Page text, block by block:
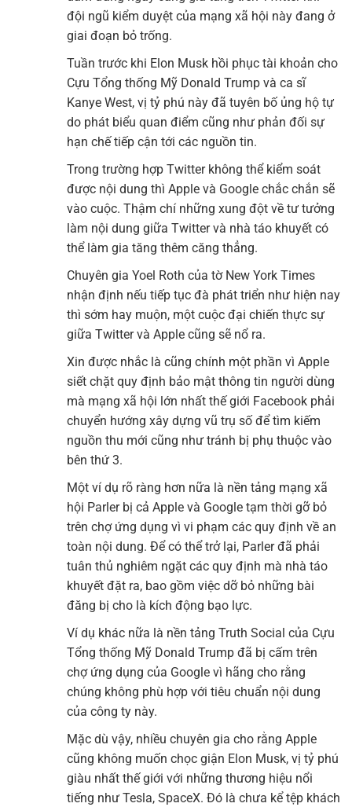
đội ngũ kiểm duyệt của mạng xã hội này đang ở
giai đoạn bỏ trống.
Tuần trước khi Elon Musk hồi phục tài khoản cho
Cựu Tổng thống Mỹ Donald Trump và ca sĩ
Kanye West, vị tỷ phú này đã tuyên bố ủng hộ tự
do phát biểu quan điểm cũng như phản đối sự
hạn chế tiếp cận tới các nguồn tin.
Trong trường hợp Twitter không thể kiểm soát
được nội dung thì Apple và Google chắc chắn sẽ
vào cuộc. Thậm chí những xung đột về tư tưởng
làm nội dung giữa Twitter và nhà táo khuyết có
thể làm gia tăng thêm căng thẳng.
Chuyên gia Yoel Roth của tờ New York Times
nhận định nếu tiếp tục đà phát triển như hiện nay
thì sớm hay muộn, một cuộc đại chiến thực sự
giữa Twitter và Apple cũng sẽ nổ ra.
Xin được nhắc là cũng chính một phần vì Apple
siết chặt quy định bảo mật thông tin người dùng
mà mạng xã hội lớn nhất thế giới Facebook phải
chuyển hướng xây dựng vũ trụ số để tìm kiếm
nguồn thu mới cũng như tránh bị phụ thuộc vào
bên thứ 3.
Một ví dụ rõ ràng hơn nữa là nền tảng mạng xã
hội Parler bị cả Apple và Google tạm thời gỡ bỏ
trên chợ ứng dụng vì vi phạm các quy định về an
toàn nội dung. Để có thể trở lại, Parler đã phải
tuân thủ nghiêm ngặt các quy định mà nhà táo
khuyết đặt ra, bao gồm việc dỡ bỏ những bài
đăng bị cho là kích động bạo lực.
Ví dụ khác nữa là nền tảng Truth Social của Cựu
Tổng thống Mỹ Donald Trump đã bị cấm trên
chợ ứng dụng của Google vì hãng cho rằng
chúng không phù hợp với tiêu chuẩn nội dung
của công ty này.
Mặc dù vậy, nhiều chuyên gia cho rằng Apple
cũng không muốn chọc giận Elon Musk, vị tỷ phú
giàu nhất thế giới với những thương hiệu nổi
tiếng như Tesla, SpaceX. Đó là chưa kể tệp khách